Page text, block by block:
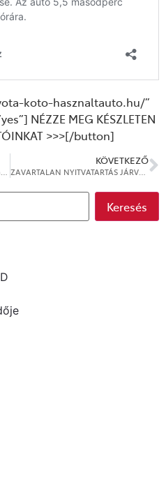
koto-hasznaltauto.hu/”
NÉZZE MEG KÉSZLETEN
>>>[/button]
A Toyota letette a jövő okosvárosának alapkövét
KÖVETKEZŐ
ZAVARTALAN NYITVATARTÁS JÁRVÁNYHELYZETBEN